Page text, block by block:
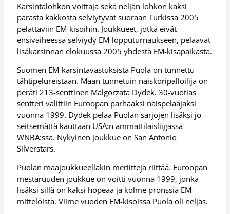
Karsintalohkon voittaja sekä neljän lohkon kaksi
parasta kakkosta selviytyvät suoraan Turkissa 2005
pelattaviin EM-kisoihin. Joukkueet, jotka eivät
ensivaiheessa selviydy EM-lopputurnaukseen, pelaavat
lisäkarsinnan elokuussa 2005 yhdestä EM-kisapaikasta.
Suomen EM-karsintavastuksista Puola on tunnettu
tähtipelureistaan. Maan tunnetuin naiskoripalloilija on
peräti 213-senttinen Malgorzata Dydek. 30-vuotias
sentteri valittiin Euroopan parhaaksi naispelaajaksi
vuonna 1999. Dydek pelaa Puolan sarjojen lisäksi jo
seitsemättä kauttaan USA:n ammattilaisliigassa
WNBA:ssa. Nykyinen joukkue on San Antonio
Silverstars.
Puolan maajoukkueellakin meriittejä riittää. Euroopan
mestaruuden joukkue on voitti vuonna 1999, jonka
lisäksi sillä on kaksi hopeaa ja kolme pronssia EM-
mittelöistä. Viime vuoden EM-kisoissa Puola oli neljäs.